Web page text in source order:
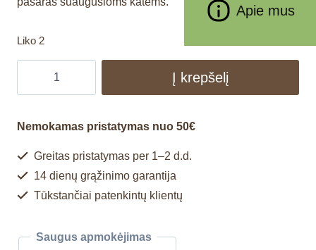
Apie mus
Liko 2
Į krepšelį
Nemokamas pristatymas nuo 50€
Greitas pristatymas per 1–2 d.d.
14 dienų grąžinimo garantija
Tūkstančiai patenkintų klientų
Saugus apmokėjimas